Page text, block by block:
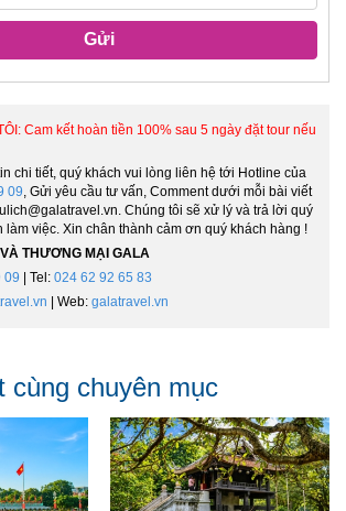
Gửi
Cam kết hoàn tiền 100% sau 5 ngày đặt tour nếu
chi tiết, quý khách vui lòng liên hệ tới Hotline của
09 , Gửi yêu cầu tư vấn, Comment dưới mỗi bài viết
Chúng tôi sẽ xử lý và trả lời quý
làm việc. Xin chân thành cảm ơn quý khách hàng !
THƯƠNG MẠI GALA
09 | Tel: 024 62 92 65 83
| Web: galatravel.vn
cùng chuyên mục